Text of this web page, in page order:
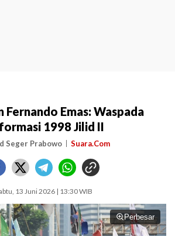
Fernando Emas: Waspada
1998 Jilid II
Seger Prabowo Suara.Com
13 Juni 2026 | 13:30 WIB
Perbesar